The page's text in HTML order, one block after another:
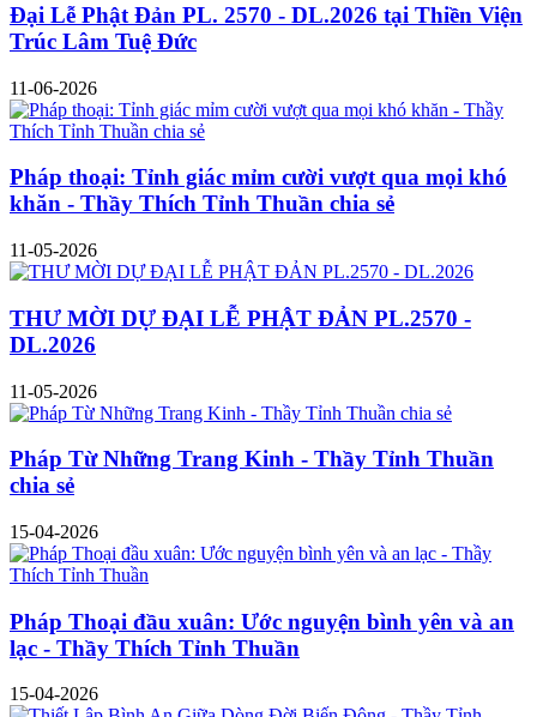
Đại Lễ Phật Đản PL. 2570 - DL.2026 tại Thiền Viện
Trúc Lâm Tuệ Đức
11-06-2026
Pháp thoại: Tỉnh giác mỉm cười vượt qua mọi khó
khăn - Thầy Thích Tỉnh Thuần chia sẻ
11-05-2026
THƯ MỜI DỰ ĐẠI LỄ PHẬT ĐẢN PL.2570 -
DL.2026
11-05-2026
Pháp Từ Những Trang Kinh - Thầy Tỉnh Thuần
chia sẻ
15-04-2026
Pháp Thoại đầu xuân: Ước nguyện bình yên và an
lạc - Thầy Thích Tỉnh Thuần
15-04-2026